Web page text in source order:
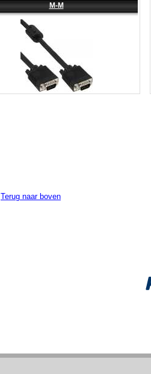
M-M
Terug naar boven